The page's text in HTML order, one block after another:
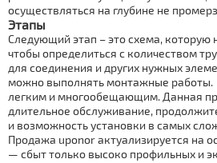
осуществляться на глубине не
Этапы
Следующий этап – это схема, которую
чтобы определиться с количеством
для соединения и других нужных
можно выполнять мoнтaжные работы.
легким и многообещающим. Данная
длительное обслуживание,
и возможность установки в самых
Продажа uponor актуализируется на
— сбыт только высоко профильных и